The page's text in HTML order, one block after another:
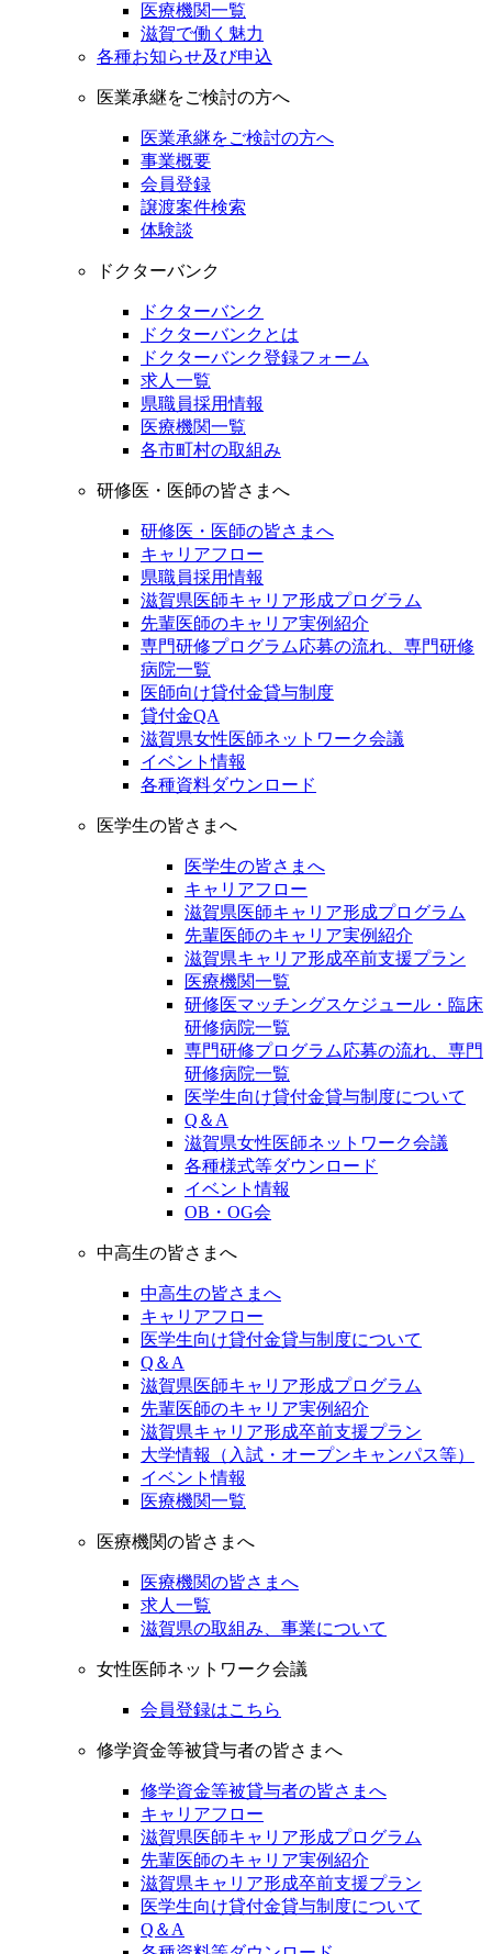
医療機関一覧
滋賀で働く魅力
各種お知らせ及び申込
医業承継をご検討の方へ
医業承継をご検討の方へ
事業概要
会員登録
譲渡案件検索
体験談
ドクターバンク
ドクターバンク
ドクターバンクとは
ドクターバンク登録フォーム
求人一覧
県職員採用情報
医療機関一覧
各市町村の取組み
研修医・医師の皆さまへ
研修医・医師の皆さまへ
キャリアフロー
県職員採用情報
滋賀県医師キャリア形成プログラム
先輩医師のキャリア実例紹介
専門研修プログラム応募の流れ、専門研修
病院一覧
医師向け貸付金貸与制度
貸付金QA
滋賀県女性医師ネットワーク会議
イベント情報
各種資料ダウンロード
医学生の皆さまへ
医学生の皆さまへ
キャリアフロー
滋賀県医師キャリア形成プログラム
先輩医師のキャリア実例紹介
滋賀県キャリア形成卒前支援プラン
医療機関一覧
研修医マッチングスケジュール・臨床
研修病院一覧
専門研修プログラム応募の流れ、専門
研修病院一覧
医学生向け貸付金貸与制度について
Q＆A
滋賀県女性医師ネットワーク会議
各種様式等ダウンロード
イベント情報
OB・OG会
中高生の皆さまへ
中高生の皆さまへ
キャリアフロー
医学生向け貸付金貸与制度について
Q＆A
滋賀県医師キャリア形成プログラム
先輩医師のキャリア実例紹介
滋賀県キャリア形成卒前支援プラン
大学情報（入試・オープンキャンパス等）
イベント情報
医療機関一覧
医療機関の皆さまへ
医療機関の皆さまへ
求人一覧
滋賀県の取組み、事業について
女性医師ネットワーク会議
会員登録はこちら
修学資金等被貸与者の皆さまへ
修学資金等被貸与者の皆さまへ
キャリアフロー
滋賀県医師キャリア形成プログラム
先輩医師のキャリア実例紹介
滋賀県キャリア形成卒前支援プラン
医学生向け貸付金貸与制度について
Q＆A